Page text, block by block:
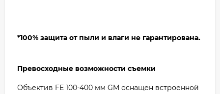
*100% защита от пыли и влаги не гарантирована.
Превосходные возможности съемки
Объектив FE 100-400 мм GM оснащен встроенной